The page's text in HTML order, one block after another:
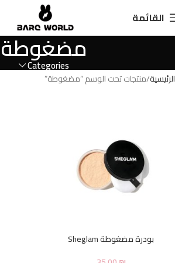
القائمة
مضغوطة
Categories
الرئيسية منتجات تحت الوسم “مضغوطة”
بودرة مضغوطة Sheglam